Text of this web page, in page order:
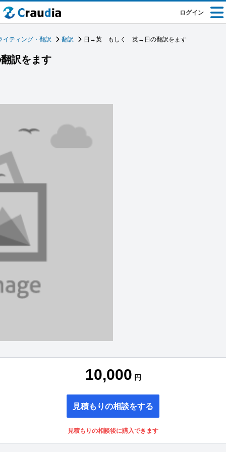
ログイン
イティング・翻訳 翻訳 日→英 もしく 英→日の翻訳をます
訳をます
10,000 円
見積もりの相談をする
見積もりの相談後に購入できます